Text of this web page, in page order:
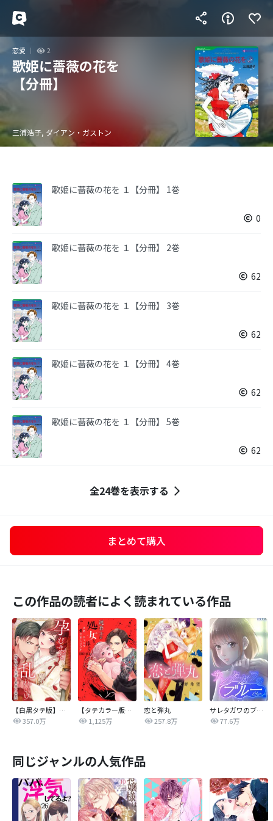
恋愛 2
歌姫に薔薇の花を
【分冊】
三浦浩子, ダイアン・ガストン
歌姫に薔薇の花を １【分冊】 1巻
0
歌姫に薔薇の花を １【分冊】 2巻
62
歌姫に薔薇の花を １【分冊】 3巻
62
歌姫に薔薇の花を １【分冊】 4巻
62
歌姫に薔薇の花を １【分冊】 5巻
62
全24巻を表示する
まとめて購入
この作品の読者によく読まれている作品
【白黒タテ版】孕むまで乱れいけ～身代わり花嫁と軍服の猛愛
357.0万
【タテカラー版】漣蒼士に処女を捧ぐ～さあ、じっくり愛でましょうか
1,125万
恋と弾丸
257.8万
サレタガワのブルー【タテヨミ】
77.6万
同じジャンルの人気作品